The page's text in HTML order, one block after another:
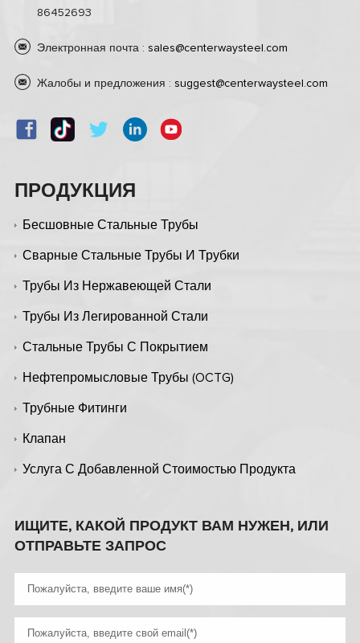
86452693
Электронная почта : sales@centerwaysteel.com
Жалобы и предложения : suggest@centerwaysteel.com
ПРОДУКЦИЯ
Бесшовные Стальные Трубы
Сварные Стальные Трубы И Трубки
Трубы Из Нержавеющей Стали
Трубы Из Легированной Стали
Стальные Трубы С Покрытием
Нефтепромысловые Трубы (OCTG)
Трубные Фитинги
Клапан
Услуга С Добавленной Стоимостью Продукта
ИЩИТЕ, КАКОЙ ПРОДУКТ ВАМ НУЖЕН, ИЛИ
ОТПРАВЬТЕ ЗАПРОС